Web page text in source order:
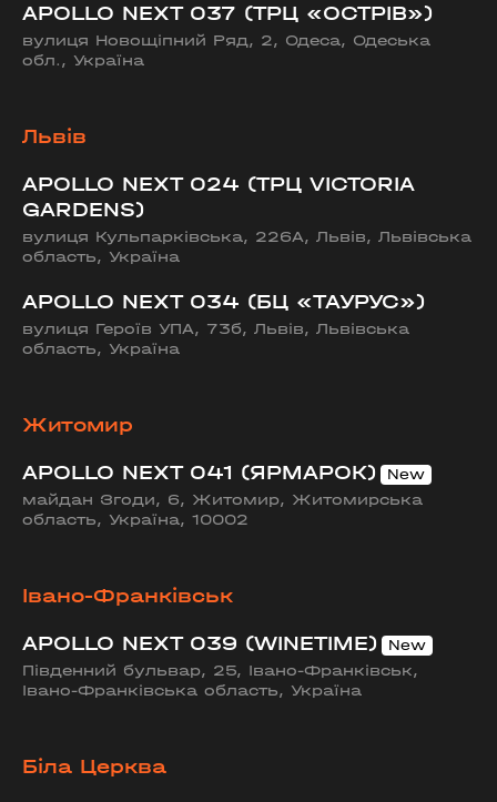
APOLLO NEXT 037 (ТРЦ «ОСТРІВ»)
вулиця Новощіпний Ряд, 2, Одеса, Одеська
обл., Україна
Львів
APOLLO NEXT 024 (ТРЦ VICTORIA
GARDENS)
вулиця Кульпарківська, 226А, Львів, Львівська
область, Україна
APOLLO NEXT 034 (БЦ «ТАУРУС»)
вулиця Героїв УПА, 73б, Львів, Львівська
область, Україна
Житомир
APOLLO NEXT 041 (ЯРМАРОК)
майдан Згоди, 6, Житомир, Житомирська
область, Україна, 10002
Івано-Франківськ
APOLLO NEXT 039 (WINETIME)
Південний бульвар, 25, Івано-Франківськ,
Івано-Франківська область, Україна
Біла Церква